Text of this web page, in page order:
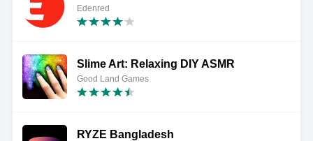
Edenred
Slime Art: Relaxing DIY ASMR
Good Land Games
RYZE Bangladesh